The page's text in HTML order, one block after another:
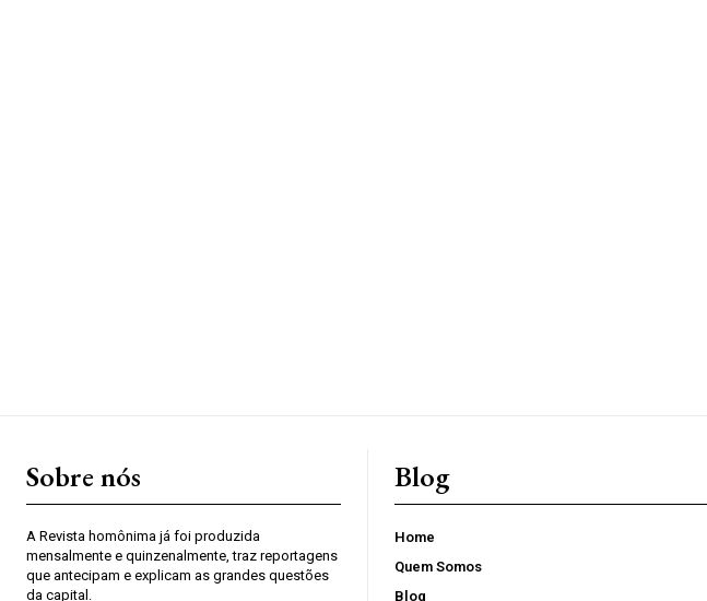
Sobre nós
A Revista homônima já foi produzida
mensalmente e quinzenalmente, traz reportagens
que antecipam e explicam as grandes questões
da capital.
Blog
Home
Quem Somos
Blog